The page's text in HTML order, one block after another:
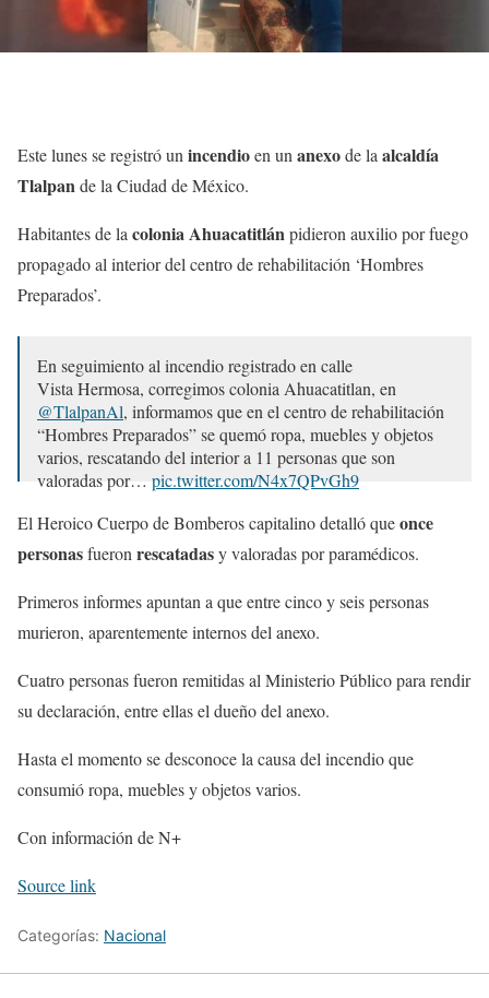
Este lunes se registró un incendioen un anexode la alcaldía
Tlalpande la Ciudad de México.
Habitantes de la colonia Ahuacatitlánpidieron auxilio por fuego
propagado al interior del centro de rehabilitación ‘Hombres
Preparados’.
En seguimiento al incendio registrado en calle
Vista Hermosa, corregimos colonia Ahuacatitlan, en
@TlalpanAl, informamos que en el centro de rehabilitación
“Hombres Preparados” se quemó ropa, muebles y objetos
varios, rescatando del interior a 11 personas que son
valoradas por… pic.twitter.com/N4x7QPvGh9
— Bomberos Ciudad de México Oficial
(@Bomberos_CDMX)
February 24, 2025
El Heroico Cuerpo de Bomberos capitalino detalló queonce
personasfueron rescatadasy valoradas por paramédicos.
Primeros informes apuntan a que entre cinco y seis personas
murieron, aparentemente internos del anexo.
Cuatro personas fueron remitidas al Ministerio Público para rendir
su declaración, entre ellas el dueño del anexo.
Hasta el momento se desconoce la causa del incendio que
consumió ropa, muebles y objetos varios.
Con información de N+
Source link
Categorías: Nacional